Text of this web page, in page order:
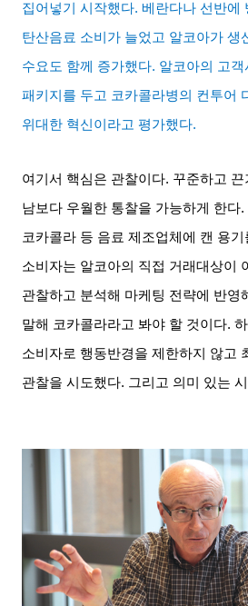
집어넣기 시작했다.베란다나 선반에
탄산음료 소비가 늘었고 알코아가 생
수요도 함께 증가했다. 알코아의 고객
패키지를 두고 코카콜라병의 컨투어
위대한 혁신이라고 평가했다.
여기서 핵심은 관찰이다. 꾸준하고 끈
남보다 우월한 통찰을 가능하게 한다.
코카콜라 등 음료 제조업체에 캔 용기
소비자는 알코아의 직접 거래대상이
관찰하고 분석해 마케팅 전략에 반영
말해 코카콜라라고 봐야 할 것이다.
소비자로 행동반경을 제한하지 않고
관찰을 시도했다. 그리고 의미 있는